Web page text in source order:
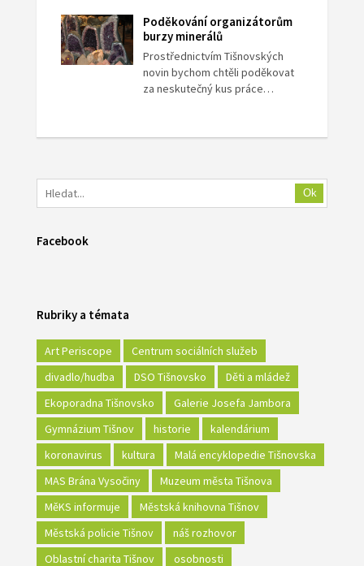
Poděkování organizátorům
burzy minerálů
Prostřednictvím Tišnovských
novin bychom chtěli poděkovat
za neskutečný kus práce…
Ok
Facebook
Rubriky a témata
Art Periscope
Centrum sociálních služeb
divadlo/hudba
DSO Tišnovsko
Děti a mládež
Ekoporadna Tišnovsko
Galerie Josefa Jambora
Gymnázium Tišnov
historie
kalendárium
koronavirus
kultura
Malá encyklopedie Tišnovska
MAS Brána Vysočiny
Muzeum města Tišnova
MěKS informuje
Městská knihovna Tišnov
Městská policie Tišnov
náš rozhovor
Oblastní charita Tišnov
osobnosti